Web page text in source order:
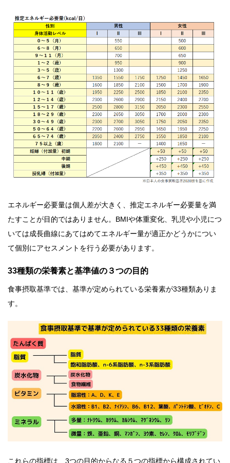
エネルギー必要量は個人差が大きく、推定エネルギー必要量を満
たすことが目的ではありません。BMIや体重変化、乳児や小児につ
いては成長曲線にあてはめてエネルギー量が適正かどうかについ
て個別にアセスメントを行う必要があります。
33種類の栄養素と基準値の３つの目的
食事摂取基準では、基準が定められている栄養素が33種類ありま
す。
これらの指標は、3つの目的からなる５つの指標から構成されてい